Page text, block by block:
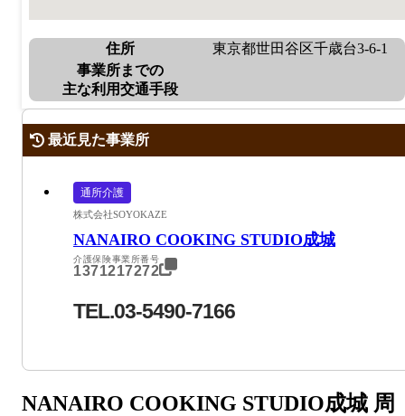
住所
東京都世田谷区千歳台3-6-1
事業所までの
主な利用交通手段
最近見た事業所
通所介護
株式会社SOYOKAZE
NANAIRO COOKING STUDIO成城
介護保険事業所番号
1371217272
TEL.03-5490-7166
NANAIRO COOKING STUDIO成城 周